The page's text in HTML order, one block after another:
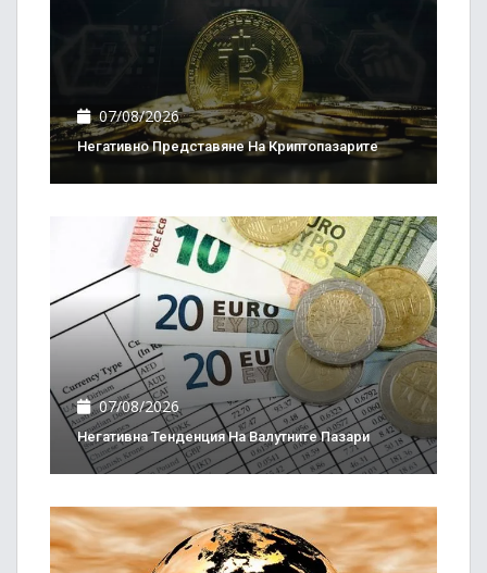
07/08/2026
Негативно Представяне На Криптопазарите
07/08/2026
Негативна Тенденция На Валутните Пазари